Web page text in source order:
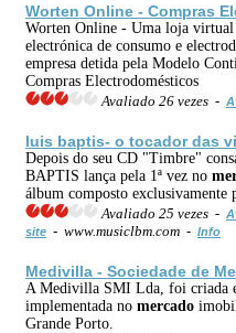
Worten Online - Compras
Worten Online - Uma loja virtual
electrónica de consumo e
empresa detida pela Modelo
Compras Electrodomésticos
Avaliado 26 vezes -
luis baptis- o tocador das
Depois do seu CD "Timbre"
BAPTIS lança pela 1ª vez no
álbum composto exclusivamente
Avaliado 25 vezes -
site - www.musiclbm.com - Info
Medivilla - Sociedade de
A Medivilla SMI Lda, foi criada
implementada no mercado
Grande Porto.